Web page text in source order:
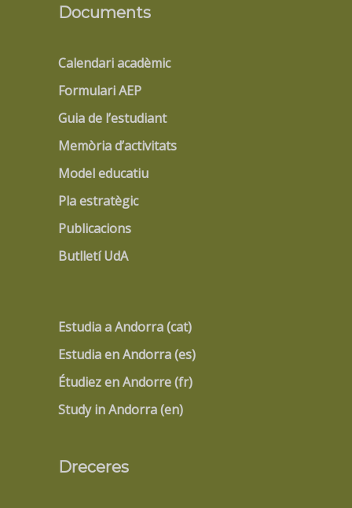
Documents
Calendari acadèmic
Formulari AEP
Guia de l’estudiant
Memòria d’activitats
Model educatiu
Pla estratègic
Publicacions
Butlletí UdA
Estudia a Andorra (cat)
Estudia en Andorra (es)
Étudiez en Andorre (fr)
Study in Andorra (en)
Dreceres